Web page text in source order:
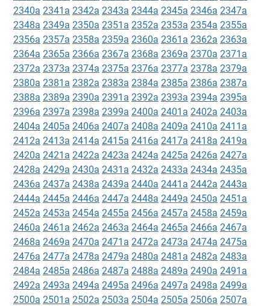
2340a 2341a 2342a 2343a 2344a 2345a 2346a 2347a
2348a 2349a 2350a 2351a 2352a 2353a 2354a 2355a
2356a 2357a 2358a 2359a 2360a 2361a 2362a 2363a
2364a 2365a 2366a 2367a 2368a 2369a 2370a 2371a
2372a 2373a 2374a 2375a 2376a 2377a 2378a 2379a
2380a 2381a 2382a 2383a 2384a 2385a 2386a 2387a
2388a 2389a 2390a 2391a 2392a 2393a 2394a 2395a
2396a 2397a 2398a 2399a 2400a 2401a 2402a 2403a
2404a 2405a 2406a 2407a 2408a 2409a 2410a 2411a
2412a 2413a 2414a 2415a 2416a 2417a 2418a 2419a
2420a 2421a 2422a 2423a 2424a 2425a 2426a 2427a
2428a 2429a 2430a 2431a 2432a 2433a 2434a 2435a
2436a 2437a 2438a 2439a 2440a 2441a 2442a 2443a
2444a 2445a 2446a 2447a 2448a 2449a 2450a 2451a
2452a 2453a 2454a 2455a 2456a 2457a 2458a 2459a
2460a 2461a 2462a 2463a 2464a 2465a 2466a 2467a
2468a 2469a 2470a 2471a 2472a 2473a 2474a 2475a
2476a 2477a 2478a 2479a 2480a 2481a 2482a 2483a
2484a 2485a 2486a 2487a 2488a 2489a 2490a 2491a
2492a 2493a 2494a 2495a 2496a 2497a 2498a 2499a
2500a 2501a 2502a 2503a 2504a 2505a 2506a 2507a